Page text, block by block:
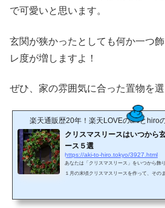
で可愛いと思います。
玄関が狭かったとしても何か一つ
レ度が増しますよ！
ぜひ、家の雰囲気に合った置物を選
楽天通販歴20年！楽天LOVEのakiとhiro
クリスマスリースはいつから
ース５選
https://aki-to-hiro.tokyo/3927.html
あなたは「クリスマスリース」をいつから飾
１月の末頃クリスマスリースを作って、その
つから玄関に飾ることができるの？ クリス